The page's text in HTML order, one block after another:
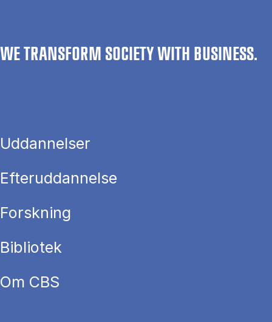
WE TRANSFORM SOCIETY WITH BUSINESS.
Uddannelser
Efteruddannelse
Forskning
Bibliotek
Om CBS